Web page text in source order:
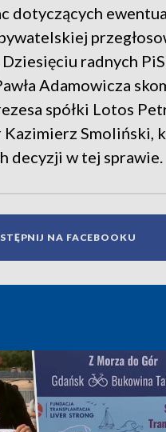
dotyczących
radnych
Adamowicza
spółki Lotos
Smoliński,
decyzji w tej sprawie.
NA FACEBOOKU